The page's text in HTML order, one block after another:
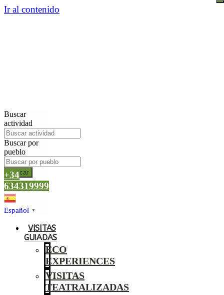
Ir al contenido
Buscar
actividad
Buscar por
pueblo
Buscar
+34
634319999
Español ▼
VISITAS
GUIADAS
ECO
EXPERIENCES
VISITAS
TEATRALIZADAS